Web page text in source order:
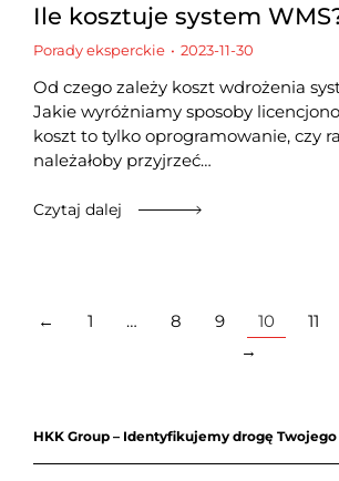
Ile kosztuje system
Porady eksperckie 2023-11-30
Od czego zależy koszt wdrożenia
Jakie wyróżniamy sposoby
koszt to tylko oprogramowanie, czy
należałoby przyjrzeć…
Czytaj dalej
← 1 … 8 9 10 11
→
HKK Group – Identyfikujemy drogę